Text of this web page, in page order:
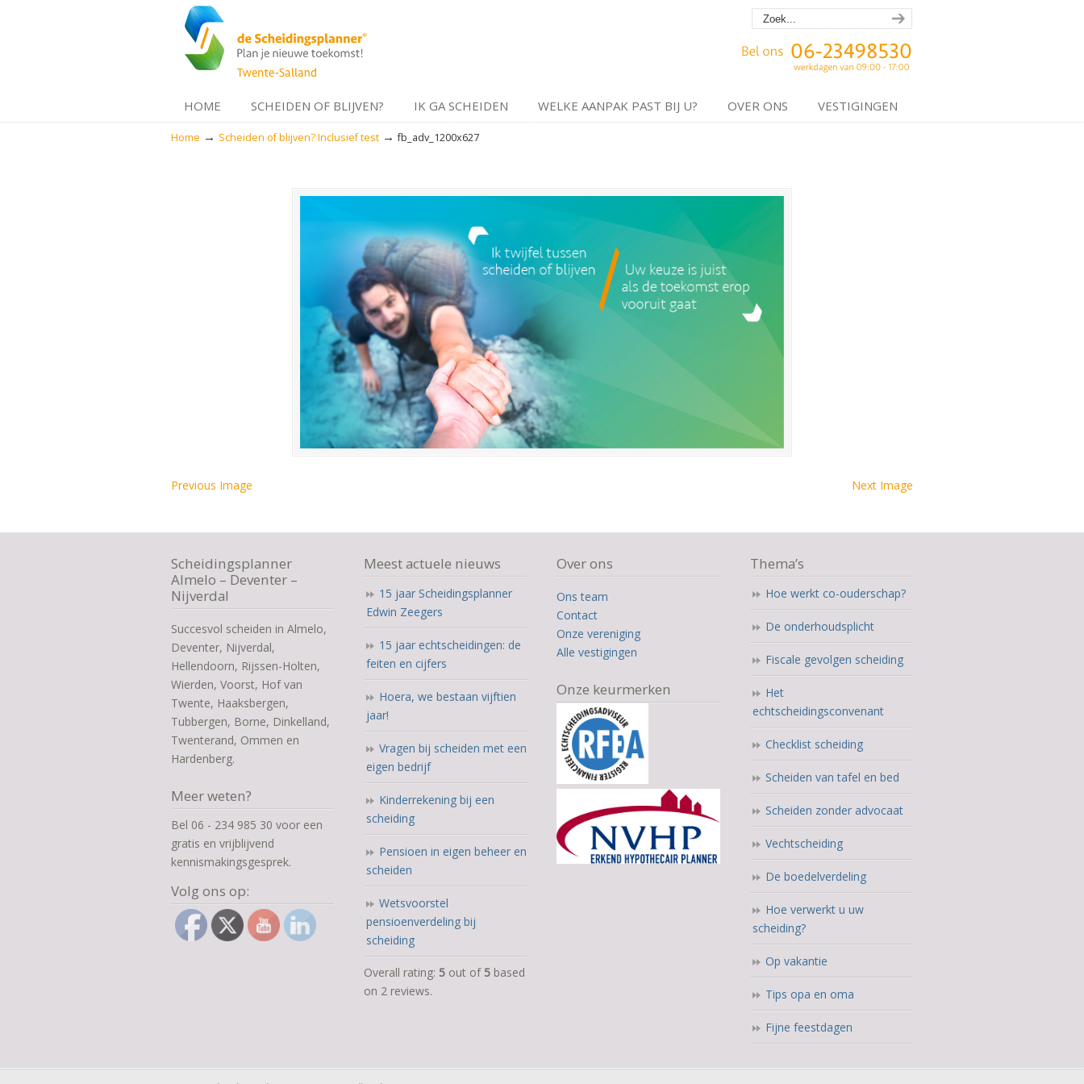
HOME SCHEIDEN OF BLIJVEN? IK GA SCHEIDEN WELKE AANPAK PAST BIJ U? OVER ONS VESTIGINGEN
Navigation
Home → Scheiden of blijven? Inclusief test →fb_adv_1200x627
Previous Image Next Image
Scheidingsplanner
Almelo – Deventer –
Nijverdal
Succesvol scheiden in Almelo,
Deventer, Nijverdal,
Hellendoorn, Rijssen-Holten,
Wierden, Voorst, Hof van
Twente, Haaksbergen,
Tubbergen, Borne, Dinkelland,
Twenterand, Ommen en
Hardenberg.
Meer weten?
Bel 06 - 234 985 30 voor een
gratis en vrijblijvend
kennismakingsgesprek.
Volg ons op:
Meest actuele nieuws
15 jaar Scheidingsplanner
Edwin Zeegers
15 jaar echtscheidingen: de
feiten en cijfers
Hoera, we bestaan vijftien
jaar!
Vragen bij scheiden met een
eigen bedrijf
Kinderrekening bij een
scheiding
Pensioen in eigen beheer en
scheiden
Wetsvoorstel
pensioenverdeling bij
scheiding
5,0
rating
ratings
Overall rating: 5 out of 5 based
on 2 reviews.
Over ons
Ons team
Contact
Onze vereniging
Alle vestigingen
Onze keurmerken
Thema’s
Hoe werkt co-ouderschap?
De onderhoudsplicht
Fiscale gevolgen scheiding
Het
echtscheidingsconvenant
Checklist scheiding
Scheiden van tafel en bed
Scheiden zonder advocaat
Vechtscheiding
De boedelverdeling
Hoe verwerkt u uw
scheiding?
Op vakantie
Tips opa en oma
Fijne feestdagen